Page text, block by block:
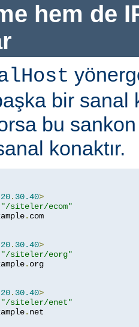
hem de
bir sanal
bu
konaktır.
. 30.40>
"/siteler/ecom"
.
. 30.40>
"/siteler/eorg"
.
. 30.40>
"/siteler/enet"
.